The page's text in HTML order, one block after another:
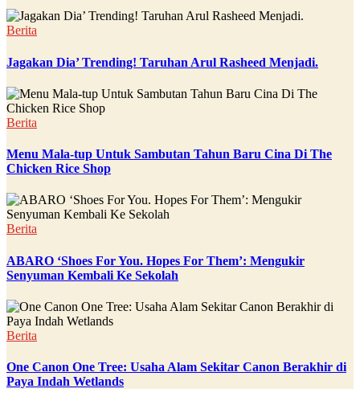
Berita
Jagakan Dia’ Trending! Taruhan Arul Rasheed Menjadi.
Berita
Menu Mala-tup Untuk Sambutan Tahun Baru Cina Di The
Chicken Rice Shop
Berita
ABARO ‘Shoes For You. Hopes For Them’: Mengukir
Senyuman Kembali Ke Sekolah
Berita
One Canon One Tree: Usaha Alam Sekitar Canon Berakhir di
Paya Indah Wetlands